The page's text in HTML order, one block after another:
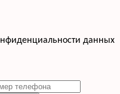
данных